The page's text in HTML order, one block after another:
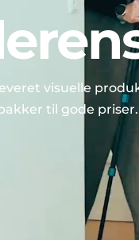
visuelle
til gode priser.